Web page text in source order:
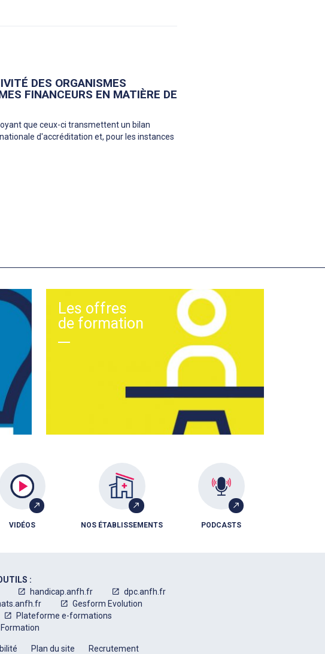
DES ORGANISMES
FINANCEURS EN MATIÈRE DE
que ceux-ci transmettent un bilan
d'accréditation et, pour les instances
Les offres
de formation
VIDÉOS NOS ÉTABLISSEMENTS PODCASTS
:
handicap.anfh.fr
dpc.anfh.fr
Gesform Evolution
Plateforme e-formations
Plan du site Recrutement